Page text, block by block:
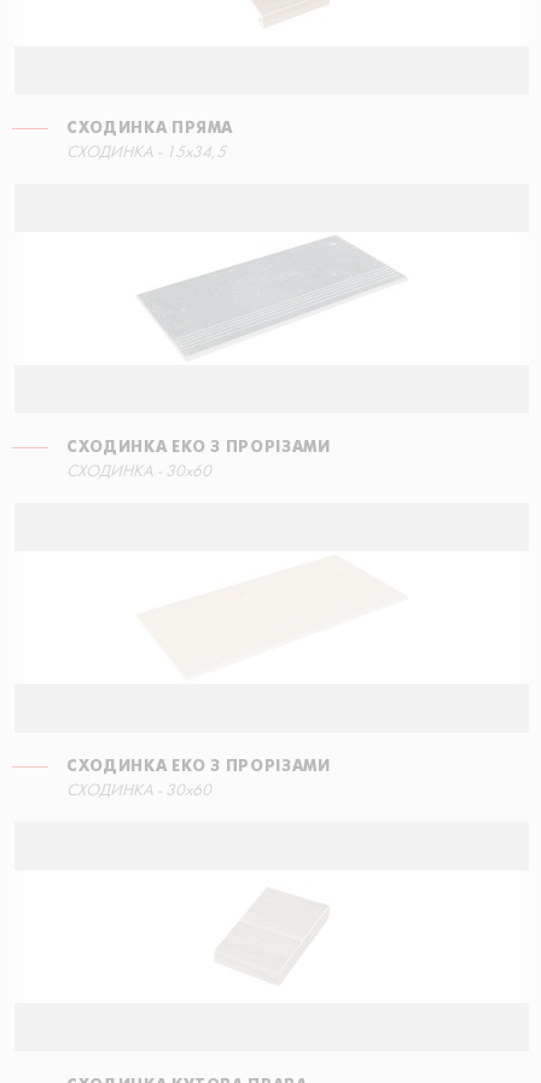
СХОДИНКА ПРЯМА
СХОДИНКА - 15x34,5
СХОДИНКА ЕКО З ПРОРІЗАМИ
СХОДИНКА - 30x60
СХОДИНКА ЕКО З ПРОРІЗАМИ
СХОДИНКА - 30x60
СХОДИНКА ПРЯМА
90x34,5
СХОДИНКА ПРЯМА
60x34,5
СХОДИНКА ПРЯМА
60x34,5